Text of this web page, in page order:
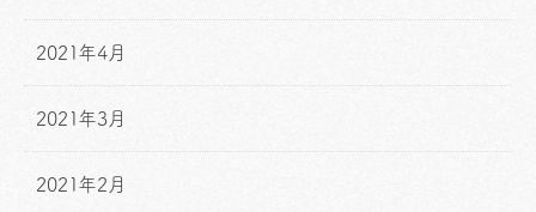
2021年4月
2021年3月
2021年2月